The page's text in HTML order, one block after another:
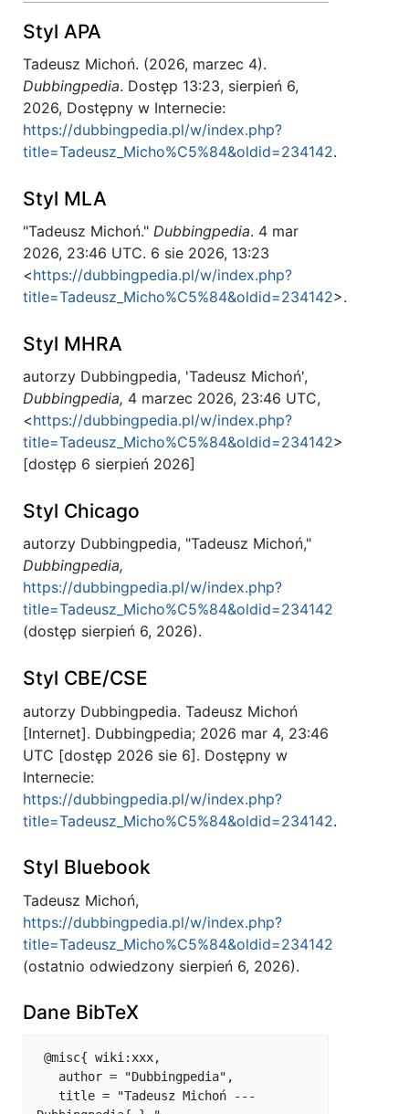
Styl APA
Tadeusz Michoń. (2026, marzec 4).
Dubbingpedia. Dostęp 13:23, sierpień 6,
2026, Dostępny w Internecie:
https://dubbingpedia.pl/w/index.php?
title=Tadeusz_Micho%C5%84&oldid=234142.
Styl MLA
"Tadeusz Michoń." Dubbingpedia. 4 mar
2026, 23:46 UTC. 6 sie 2026, 13:23
<https://dubbingpedia.pl/w/index.php?
title=Tadeusz_Micho%C5%84&oldid=234142>.
Styl MHRA
autorzy Dubbingpedia, 'Tadeusz Michoń',
Dubbingpedia, 4 marzec 2026, 23:46 UTC,
<https://dubbingpedia.pl/w/index.php?
title=Tadeusz_Micho%C5%84&oldid=234142>
[dostęp 6 sierpień 2026]
Styl Chicago
autorzy Dubbingpedia, "Tadeusz Michoń,"
Dubbingpedia,
https://dubbingpedia.pl/w/index.php?
title=Tadeusz_Micho%C5%84&oldid=234142
(dostęp sierpień 6, 2026).
Styl CBE/CSE
autorzy Dubbingpedia. Tadeusz Michoń
[Internet]. Dubbingpedia; 2026 mar 4, 23:46
UTC [dostęp 2026 sie 6]. Dostępny w
Internecie:
https://dubbingpedia.pl/w/index.php?
title=Tadeusz_Micho%C5%84&oldid=234142.
Styl Bluebook
Tadeusz Michoń,
https://dubbingpedia.pl/w/index.php?
title=Tadeusz_Micho%C5%84&oldid=234142
(ostatnio odwiedzony sierpień 6, 2026).
Dane BibTeX